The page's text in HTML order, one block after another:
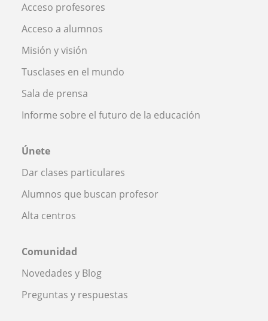
Acceso profesores
Acceso a alumnos
Misión y visión
Tusclases en el mundo
Sala de prensa
Informe sobre el futuro de la educación
Únete
Dar clases particulares
Alumnos que buscan profesor
Alta centros
Comunidad
Novedades y Blog
Preguntas y respuestas